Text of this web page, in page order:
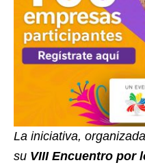
La iniciativa,
su VIII Encuentro por